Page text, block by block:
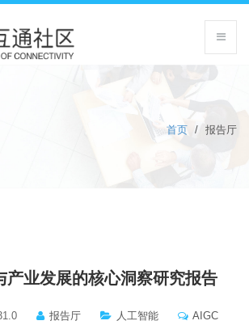
首页 / 报告厅
产业发展的核心洞察研究报告
报告厅 人工智能 AIGC